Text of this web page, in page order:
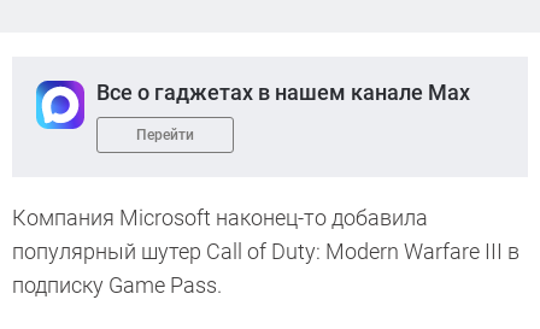
Все о гаджетах в нашем канале Max
Перейти
Компания Microsoft наконец-то добавила
популярный шутер Call of Duty: Modern Warfare III в
подписку Game Pass.